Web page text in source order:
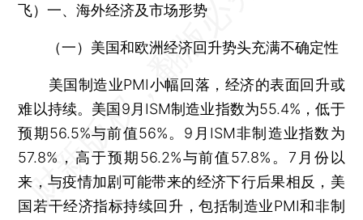
飞）一、海外经济及市场形势
（一）美国和欧洲经济回升势头充满不确定性
美国制造业PMI小幅回落，经济的表面回升或
难以持续。美国9月ISM制造业指数为55.4%，低于
预期56.5%与前值56%。9月ISM非制造业指数为
57.8%，高于预期56.2%与前值57.8%。7月份以
来，与疫情加剧可能带来的经济下行后果相反，美
国若干经济指标持续回升，包括制造业PMI和非制